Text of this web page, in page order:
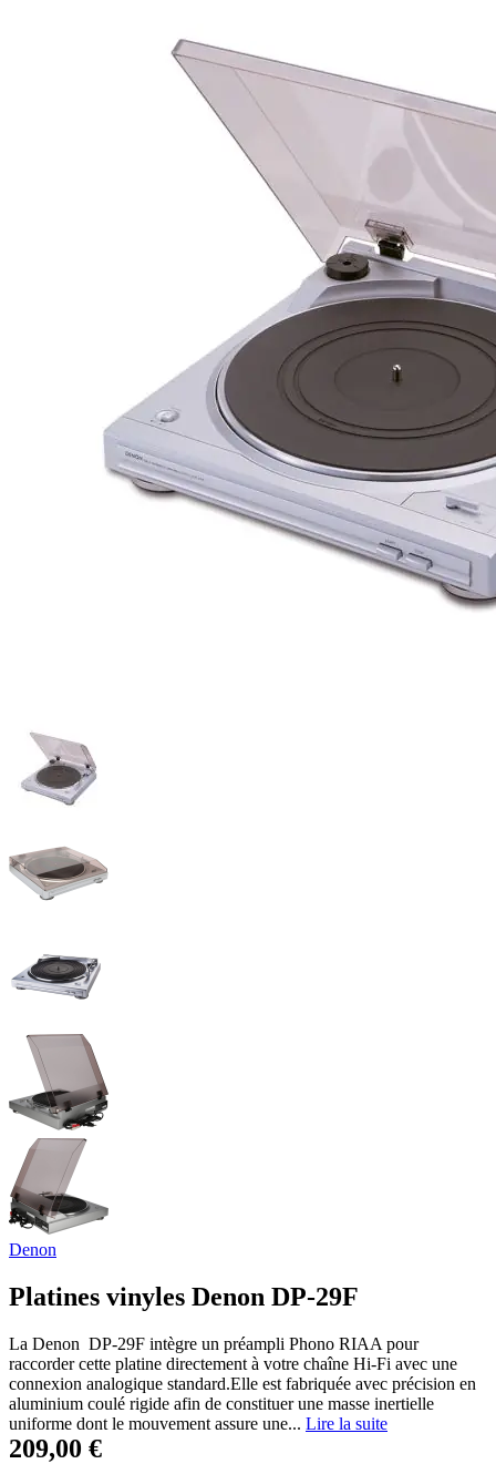
Denon
Platines vinyles Denon DP-29F
La Denon DP-29F intègre un préampli Phono RIAA pour
raccorder cette platine directement à votre chaîne Hi-Fi avec une
connexion analogique standard.Elle est fabriquée avec précision en
aluminium coulé rigide afin de constituer une masse inertielle
uniforme dont le mouvement assure une... Lire la suite
209,00 €